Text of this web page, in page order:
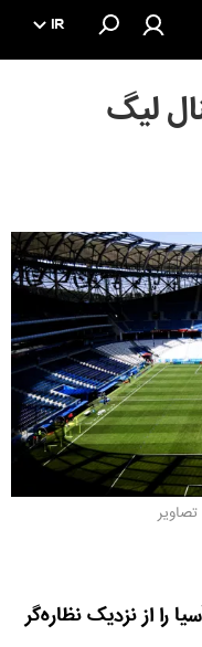
IR
لیگ
را از نزدیک نظاره‌گر